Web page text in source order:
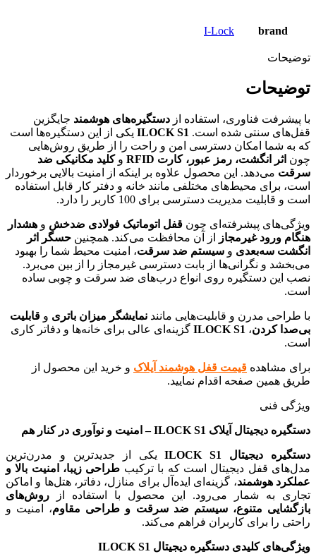
brand
I-Lock
توضیحات
توضیحات
با پیشرفت فناوری، استفاده از دستگیره‌های هوشمند جایگزین
قفل‌های سنتی شده است. ILOCK S1 یکی از این دستگیره‌ها است
که به شما امکان دسترسی امن و راحت را از طریق روش‌هایی
چون اثر انگشت، رمز عبور، کارت RFID وکلید مکانیکی ضد
سرقت می‌دهد. این محصول علاوه بر اینکه از امنیت بالایی برخوردار
است، برای محیط‌های مختلفی مانند خانه و دفتر کار قابل استفاده
است و قابلیت مدیریت دسترسی برای 100 کاربر را دارد.
ویژگی‌های پیشرفته‌ای چون قفل اتوماتیک فولادی ضدخش و هشدار
هنگام ورود غیرمجاز
از آن محافظت می‌کند. همچنین حسگر اثر
انگشت سه‌بعدی و سیستم ضد سرقت، امنیت محیط شما را بهبود
می‌بخشد و نگرانی‌ها از بابت دسترسی غیرمجاز را از بین می‌برد.
نصب این دستگیره روی انواع درب‌های ضد سرقت و چوبی ساده
است.
با طراحی مدرن و قابلیت‌هایی مانند نمایشگر میزان باتری و قابلیت
بی‌صدا کردن، ILOCK S1 گزینه‌ای عالی برای خانه‌ها و دفاتر کاری
است.
برای مشاهده قیمت قفل هوشمند آیلاک و خرید این محصول از
طریق همین صفحه اقدام نمایید.
ویژگی فنی
دستگیره دیجیتال آیلاک ILOCK S1 – امنیت و نوآوری در کنار هم
دستگیره دیجیتال ILOCK S1
یکی از جدیدترین و مدرن‌ترین
مدل‌های قفل دیجیتال است که با ترکیب طراحی زیبا، امنیت بالا و
عملکرد هوشمند، گزینه‌ای ایده‌آل برای منازل، دفاتر، هتل‌ها و اماکن
تجاری به شمار می‌رود. این محصول با استفاده از روش‌های
بازگشایی متنوع، سیستم ضد سرقت و طراحی مقاوم، امنیت و
راحتی را برای کاربران فراهم می‌کند.
ویژگی‌های کلیدی دستگیره دیجیتال ILOCK S1